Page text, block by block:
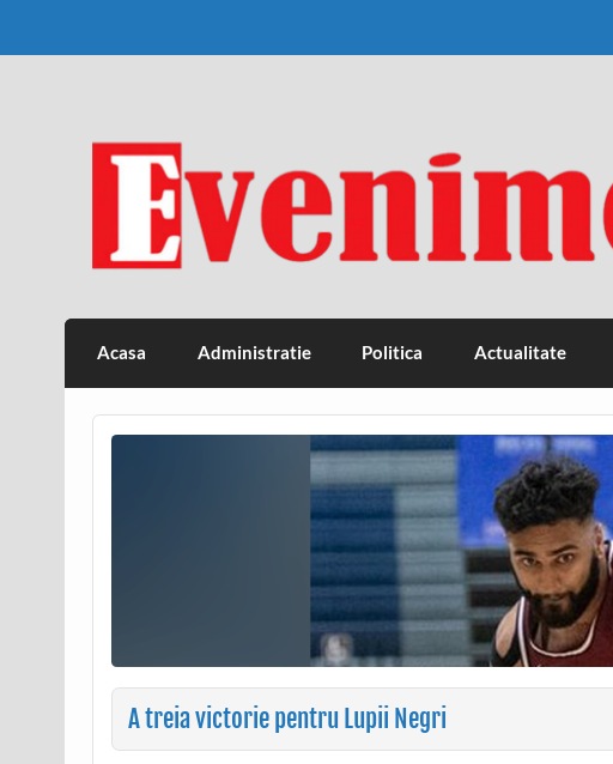
Eveniment Valcean
Acasa Administratie Politica Actualitate
A treia victorie pentru Lupii Negri